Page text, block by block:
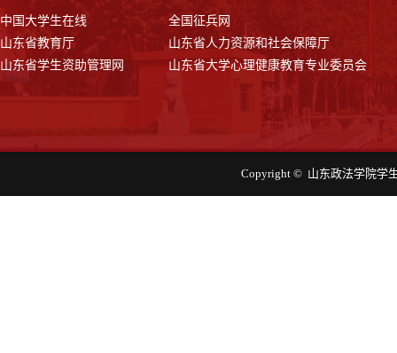
中国大学生在线
全国征兵网
山东省教育厅
山东省人力资源和社会保障厅
山东省学生资助管理网
山东省大学心理健康教育专业委员会
Copyright © 山东政法学院学